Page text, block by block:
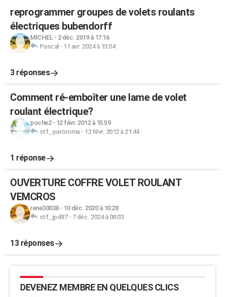
reprogrammer groupes de volets roulants
électriques bubendorff
MICHEL- 2 déc. 2019 à 17:16
Pascal - 11 avr. 2024 à 13:04
3 réponses
Comment ré-emboîter une lame de volet
roulant électrique?
poche2- 12 févr. 2012 à 15:59
stf_paroroma- 12 févr. 2012 à 21:44
1 réponse
OUVERTURE COFFRE VOLET ROULANT
VEMCROS
rene30038- 10 déc. 2020 à 10:28
stf_jpd87- 7 déc. 2024 à 08:03
13 réponses
DEVENEZ MEMBRE EN QUELQUES CLICS